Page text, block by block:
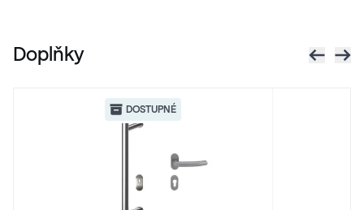
White C 164
White C 164
Doplňky
DOSTUPNÉ